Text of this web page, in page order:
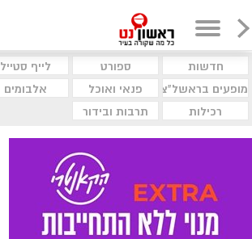
חדשות ספורט לייף סטייל
מופעים בראשל"צ
פנאי ואוכל אלבומים
רכילות
תרבות ובידור